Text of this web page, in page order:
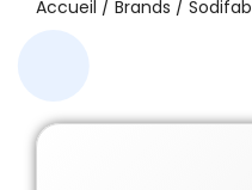
Accueil / Brands / Sodifab